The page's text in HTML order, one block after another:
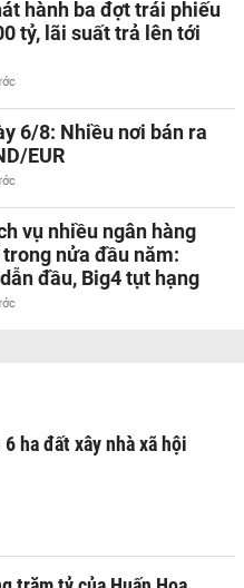
hành ba đợt trái phiếu
tỷ, lãi suất trả lên tới
6/8: Nhiều nơi bán ra
EUR
vụ nhiều ngân hàng
nửa đầu năm:
đầu, Big4 tụt hạng
ha đất xây nhà xã hội